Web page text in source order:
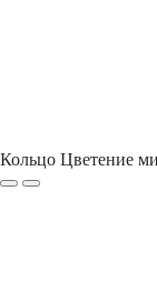
Кольцо Цветение